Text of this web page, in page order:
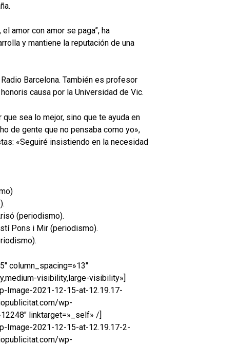
amor con amor se paga”, ha
y mantiene la reputación de una
Barcelona. También es profesor
causa por la Universidad de Vic.
sea lo mejor, sino que te ayuda en
de gente que no pensaba como yo»,
«Seguiré insistiendo en la necesidad
(periodismo).
Pons i Mir (periodismo).
column_spacing=»13″
visibility,large-visibility»]
Image-2021-12-15-at-12.19.17-
wp-
linktarget=»_self» /]
Image-2021-12-15-at-12.19.17-2-
wp-